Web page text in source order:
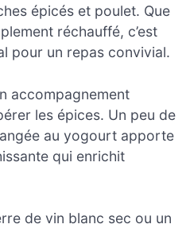
épicés et poulet. Que
réchauffé, c’est
pour un repas convivial.
accompagnement
les épices. Un peu de
au yogourt apporte
qui enrichit
de vin blanc sec ou un